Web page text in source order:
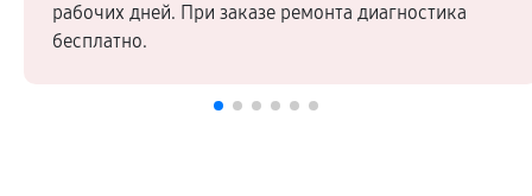
рабочих дней. При заказе ремонта диагностика
бесплатно.